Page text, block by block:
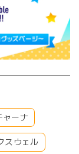
ャーナ
スウェル